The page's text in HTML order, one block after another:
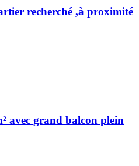
recherché ,à proximité
avec grand balcon plein